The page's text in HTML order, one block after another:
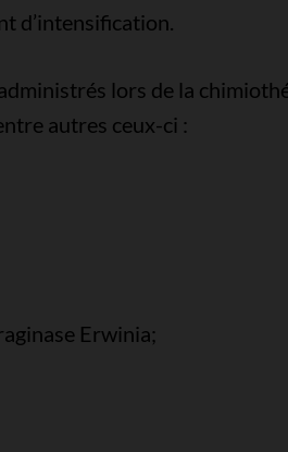
d’intensification.
lors de la
autres ceux-ci :
Erwinia;